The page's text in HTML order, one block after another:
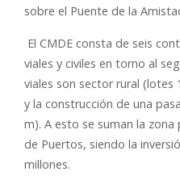
sobre el Puente de la
El CMDE consta de seis
viales y civiles en torno al
viales son sector rural (lotes
y la construcción de una
m). A esto se suman la
de Puertos, siendo la
millones.